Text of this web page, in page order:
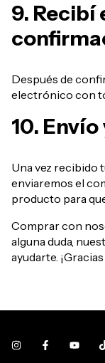
9. Recibí
Después de
electrónico con
10.
Una vez recibido
enviaremos el
producto para
Comprar con
alguna duda,
ayudarte.